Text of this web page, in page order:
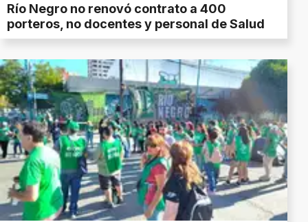
Río Negro no renovó contrato a 400
porteros, no docentes y personal de Salud